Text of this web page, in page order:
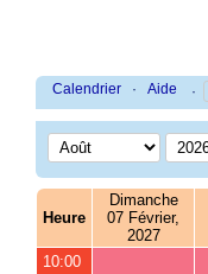
Calendrier · Aide ·
Heure
Dimanche
07 Février,
2027
10:00